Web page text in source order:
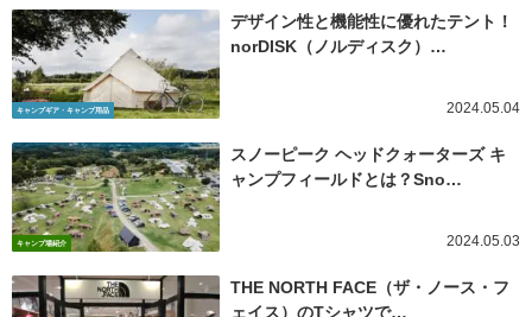
キャンプギア・キャンプ用品
デザイン性と機能性に優れたテント！
norDISK（ノルディスク）…
2024.05.04
キャンプ場紹介
スノーピーク ヘッドクォーターズ キ
ャンプフィールドとは？Sno…
2024.05.03
THE NORTH FACE（ザ・ノース・フ
ェイス）のTシャツで…